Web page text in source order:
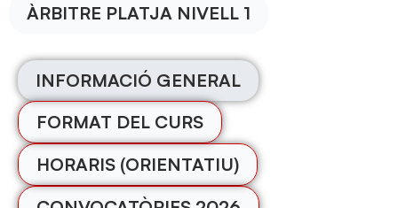
ÀRBITRE PLATJA NIVELL 1
INFORMACIÓ GENERAL
FORMAT DEL CURS
HORARIS (ORIENTATIU)